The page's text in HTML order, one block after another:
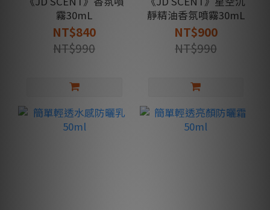
霧30mL
NT$840
NT$990
靜精油香氛噴霧30mL
NT$900
NT$990